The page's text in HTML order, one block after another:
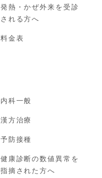
発熱・かぜ外来を受診
される方へ
料金表
内科一般
漢方治療
予防接種
健康診断の数値異常を
指摘された方へ